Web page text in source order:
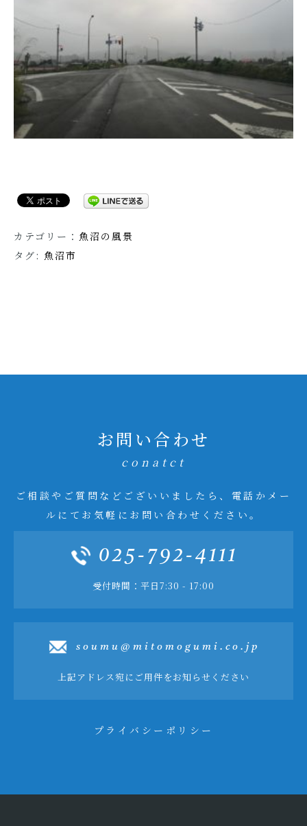
カテゴリー： 魚沼の風景
タグ: 魚沼市
お問い合わせ
conatct
ご相談やご質問などございいましたら、電話かメー
ルにてお気軽にお問い合わせください。
025-792-4111
受付時間：平日7:30 - 17:00
soumu@mitomogumi.co.jp
上記アドレス宛にご用件をお知らせください
プライバシーポリシー